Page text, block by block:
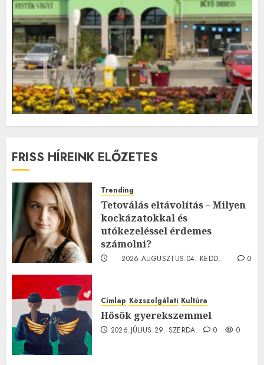
FRISS HÍREINK ELŐZETES
Trending
Tetoválás eltávolítás – Milyen
kockázatokkal és
utókezeléssel érdemes
számolni?
2026.AUGUSZTUS.04. KEDD.
0
Címlap Közszolgálati Kultúra
Hősök gyerekszemmel
2026.JÚLIUS.29. SZERDA. 0 0